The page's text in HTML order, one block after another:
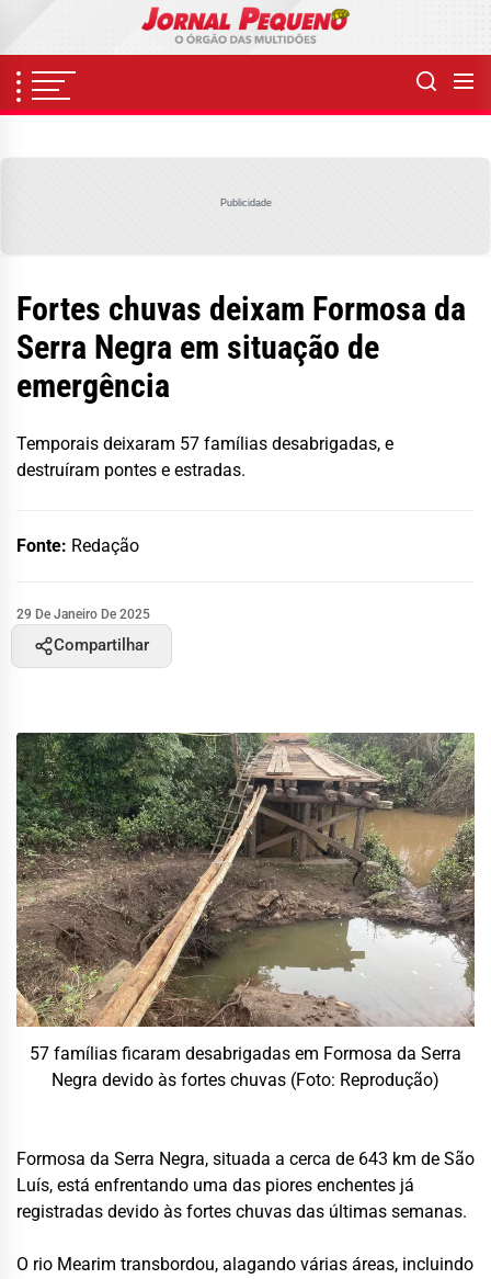
content
Publicidade
Fortes chuvas deixam Formosa da
Serra Negra em situação de
emergência
Temporais deixaram 57 famílias desabrigadas, e
destruíram pontes e estradas.
Fonte: Redação
29 De Janeiro De 2025
Compartilhar
57 famílias ficaram desabrigadas em Formosa da Serra
Negra devido às fortes chuvas (Foto: Reprodução)
Formosa da Serra Negra, situada a cerca de 643 km de São
Luís, está enfrentando uma das piores enchentes já
registradas devido às fortes chuvas das últimas semanas.
O rio Mearim transbordou, alagando várias áreas, incluindo